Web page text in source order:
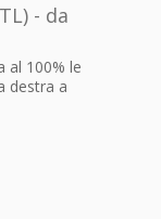
- da
al 100% le
destra a